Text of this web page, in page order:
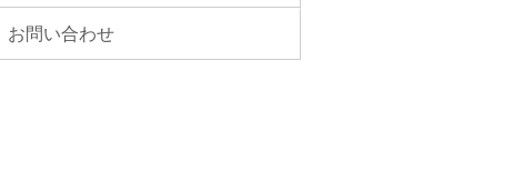
お問い合わせ